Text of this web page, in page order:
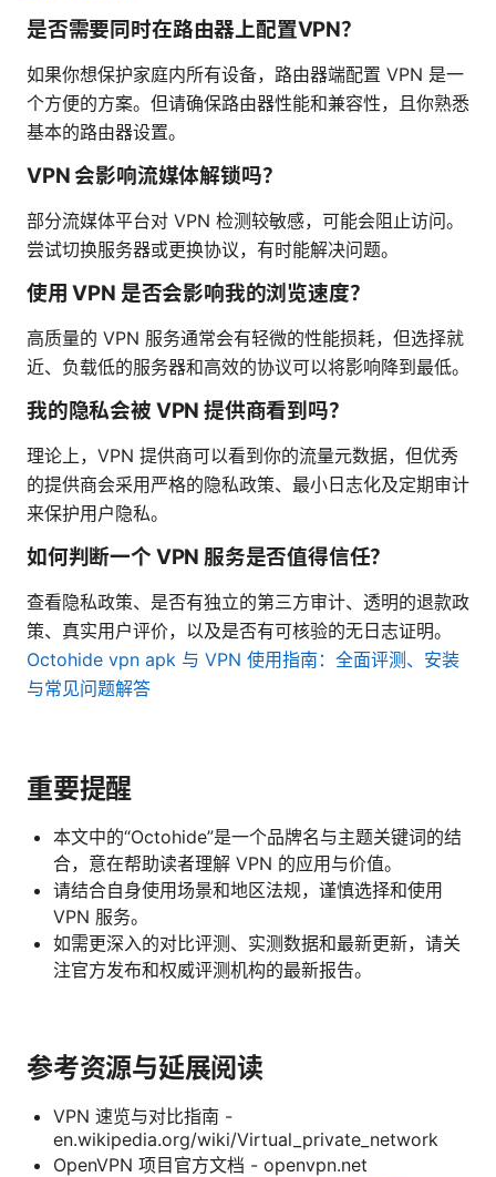
是否需要同时在路由器上配置VPN？
如果你想保护家庭内所有设备，路由器端配置 VPN 是一
个方便的方案。但请确保路由器性能和兼容性，且你熟悉
基本的路由器设置。
VPN 会影响流媒体解锁吗？
部分流媒体平台对 VPN 检测较敏感，可能会阻止访问。
尝试切换服务器或更换协议，有时能解决问题。
使用 VPN 是否会影响我的浏览速度？
高质量的 VPN 服务通常会有轻微的性能损耗，但选择就
近、负载低的服务器和高效的协议可以将影响降到最低。
我的隐私会被 VPN 提供商看到吗？
理论上，VPN 提供商可以看到你的流量元数据，但优秀
的提供商会采用严格的隐私政策、最小日志化及定期审计
来保护用户隐私。
如何判断一个 VPN 服务是否值得信任？
查看隐私政策、是否有独立的第三方审计、透明的退款政
策、真实用户评价，以及是否有可核验的无日志证明。
Octohide vpn apk 与 VPN 使用指南：全面评测、安装
与常见问题解答
重要提醒
本文中的“Octohide”是一个品牌名与主题关键词的结
合，意在帮助读者理解 VPN 的应用与价值。
请结合自身使用场景和地区法规，谨慎选择和使用
VPN 服务。
如需更深入的对比评测、实测数据和最新更新，请关
注官方发布和权威评测机构的最新报告。
参考资源与延展阅读
VPN 速览与对比指南 -
en.wikipedia.org/wiki/Virtual_private_network
OpenVPN 项目官方文档 - openvpn.net